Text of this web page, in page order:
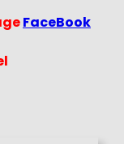
FaceBook